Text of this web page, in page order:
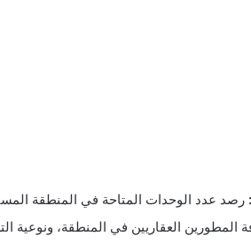
رصد عدد الوحدات المتاحة في المنطقة
المطورين العقاريين في المنطقة، ونوعية